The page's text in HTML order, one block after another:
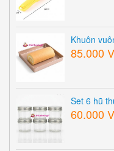
Khuôn
85.000
Set 6 hũ
60.000